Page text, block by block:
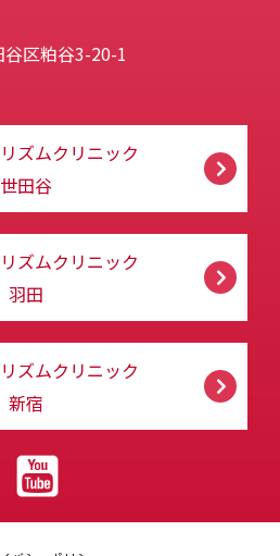
区粕谷3-20-1
ズムクリニック
世田谷
ズムクリニック
羽田
ズムクリニック
新宿